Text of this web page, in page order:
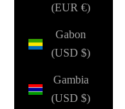
(EUR €)
Gabon
(USD $)
Gambia
(USD $)